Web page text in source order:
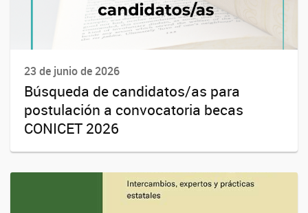
23 de junio de 2026
Búsqueda de candidatos/as para
postulación a convocatoria becas
CONICET 2026